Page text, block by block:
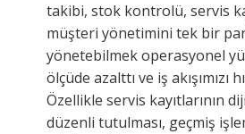
takibi, stok kontrolü, servis
müşteri yönetimini tek bir
yönetebilmek operasyonel
ölçüde azalttı ve iş akışımızı
Özellikle servis kayıtlarının
düzenli tutulması, geçmiş